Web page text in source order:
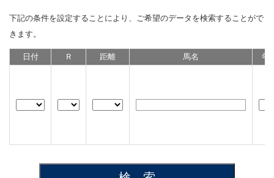
下記の条件を設定することにより、ご希望のデータを検索することがで
きます。
日付 Ｒ 距離 馬名 年